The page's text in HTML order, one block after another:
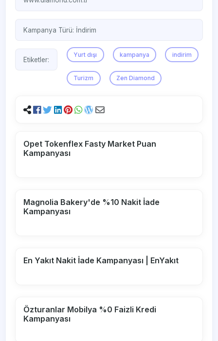
Kampanya Türü: İndirim
Etiketler:
Yurt dışı kampanya indirim
Turizm Zen Diamond
Opet Tokenflex Fasty Market Puan
Kampanyası
Magnolia Bakery'de %10 Nakit İade
Kampanyası
En Yakıt Nakit İade Kampanyası | EnYakıt
Özturanlar Mobilya %0 Faizli Kredi
Kampanyası